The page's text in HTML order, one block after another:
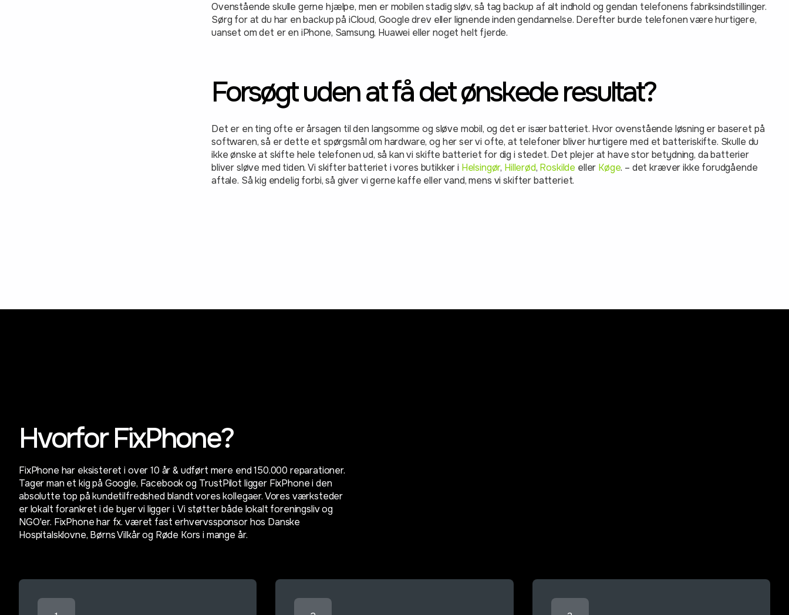
Ovenstående skulle gerne hjælpe, men er mobilen stadig sløv, så tag backup af alt indhold og gendan telefonens fabriksindstillinger.
Sørg for at du har en backup på iCloud, Google drev eller lignende inden gendannelse. Derefter burde telefonen være hurtigere,
uanset om det er en iPhone, Samsung, Huawei eller noget helt fjerde.
Forsøgt uden at få det ønskede resultat?
Det er en ting ofte er årsagen til den langsomme og sløve mobil, og det er især batteriet. Hvor ovenstående løsning er baseret på
softwaren, så er dette et spørgsmål om hardware, og her ser vi ofte, at telefoner bliver hurtigere med et batteriskifte. Skulle du
ikke ønske at skifte hele telefonen ud, så kan vi skifte batteriet for dig i stedet. Det plejer at have stor betydning, da batterier
bliver sløve med tiden. Vi skifter batteriet i vores butikker i Helsingør, Hillerød, Roskilde eller Køge. – det kræver ikke forudgående
aftale. Så kig endelig forbi, så giver vi gerne kaffe eller vand, mens vi skifter batteriet.
Hvorfor FixPhone?
FixPhone har eksisteret i over 10 år & udført mere end 150.000 reparationer.
Tager man et kig på Google, Facebook og TrustPilot ligger FixPhone i den
absolutte top på kundetilfredshed blandt vores kollegaer. Vores værksteder
er lokalt forankret i de byer vi ligger i. Vi støtter både lokalt foreningsliv og
NGO'er. FixPhone har fx. været fast erhvervssponsor hos Danske
Hospitalsklovne, Børns Vilkår og Røde Kors i mange år.